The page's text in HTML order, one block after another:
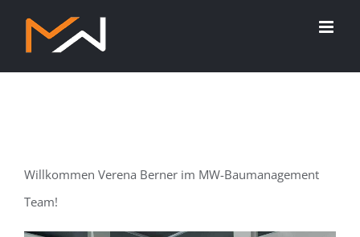
Willkommen Verena Berner im MW-Baumanagement
Team!